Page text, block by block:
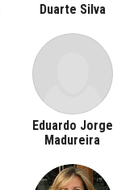
Duarte Silva
Eduardo Jorge
Madureira